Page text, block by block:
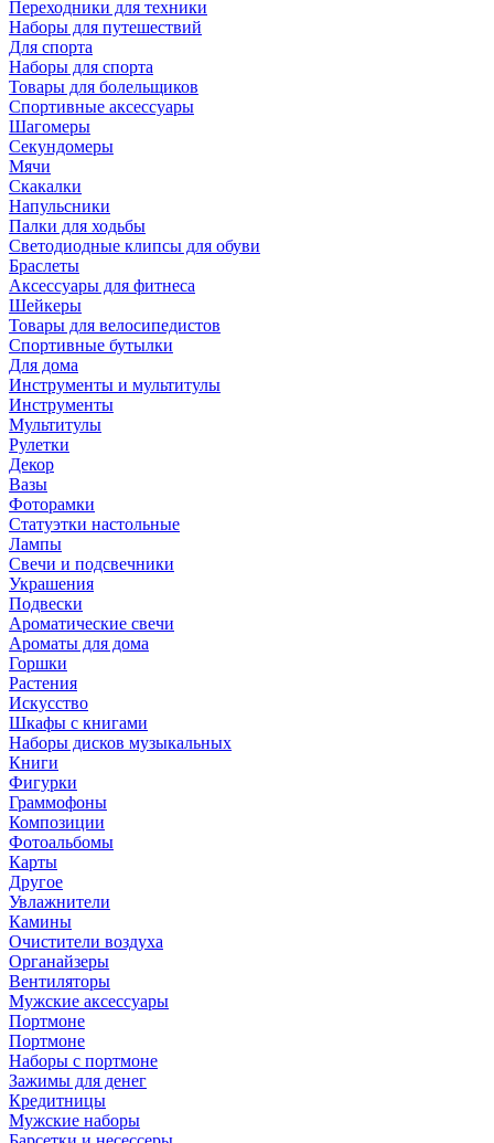
Переходники для техники
Наборы для путешествий
Для спорта
Наборы для спорта
Товары для болельщиков
Спортивные аксессуары
Шагомеры
Секундомеры
Мячи
Скакалки
Напульсники
Палки для ходьбы
Светодиодные клипсы для обуви
Браслеты
Аксессуары для фитнеса
Шейкеры
Товары для велосипедистов
Спортивные бутылки
Для дома
Инструменты и мультитулы
Инструменты
Мультитулы
Рулетки
Декор
Вазы
Фоторамки
Статуэтки настольные
Лампы
Свечи и подсвечники
Украшения
Подвески
Ароматические свечи
Ароматы для дома
Горшки
Растения
Искусство
Шкафы с книгами
Наборы дисков музыкальных
Книги
Фигурки
Граммофоны
Композиции
Фотоальбомы
Карты
Другое
Увлажнители
Камины
Очистители воздуха
Органайзеры
Вентиляторы
Мужские аксессуары
Портмоне
Портмоне
Наборы с портмоне
Зажимы для денег
Кредитницы
Мужские наборы